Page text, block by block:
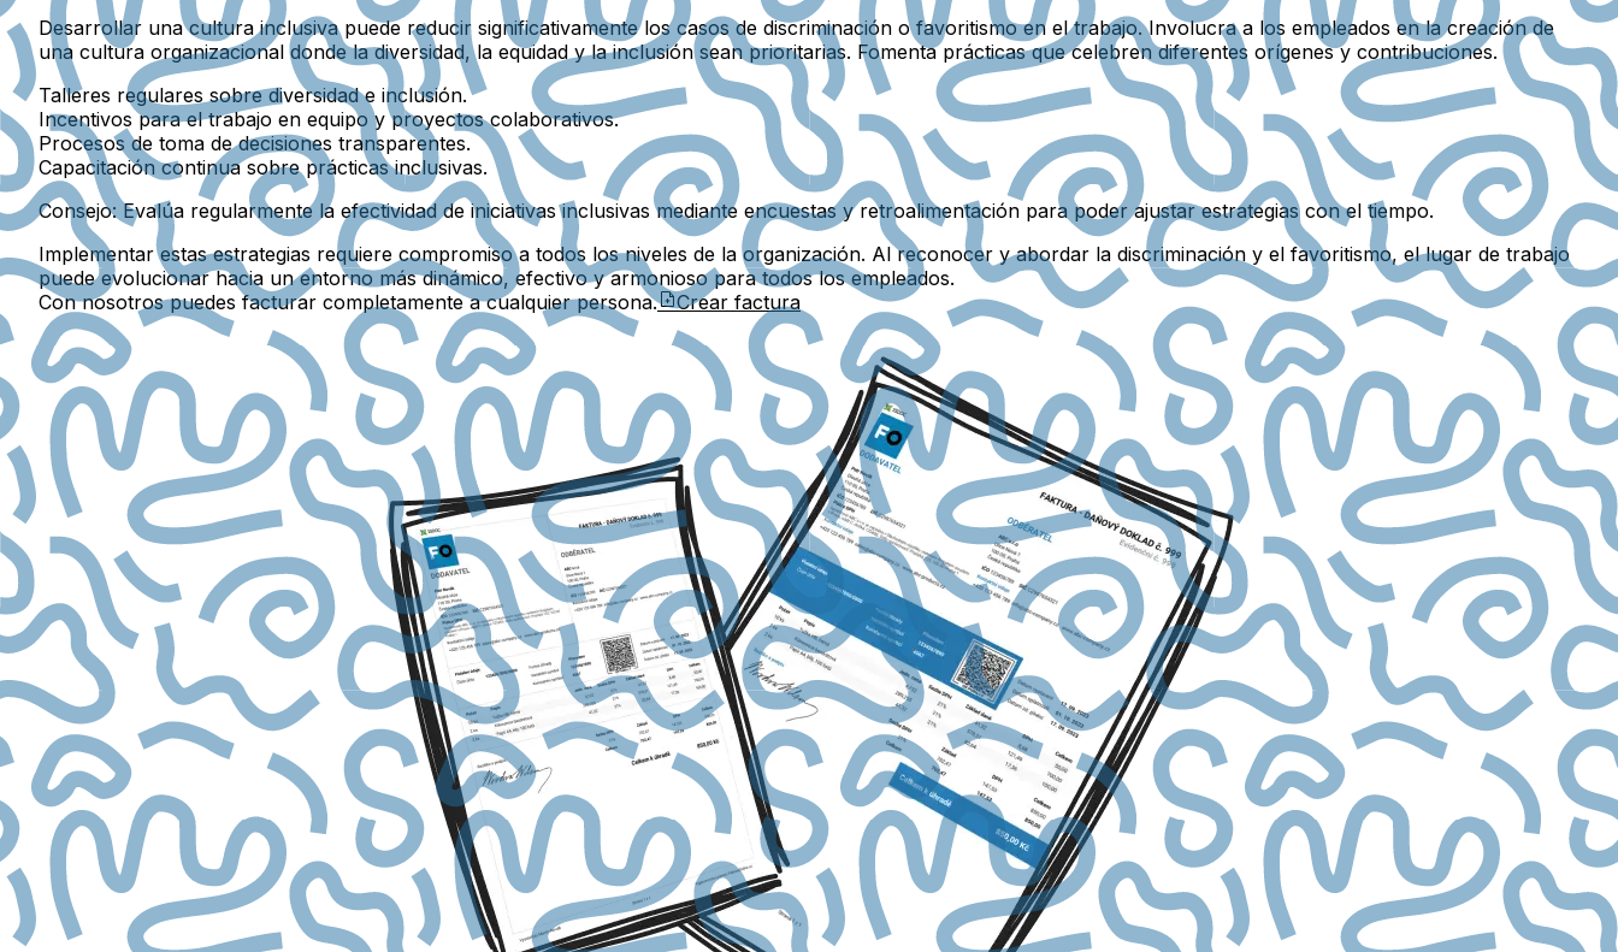
Desarrollar una cultura inclusiva puede reducir significativamente los casos de discriminación o favoritismo en el trabajo. Involucra a los empleados en la creación de
una cultura organizacional donde la diversidad, la equidad y la inclusión sean prioritarias. Fomenta prácticas que celebren diferentes orígenes y contribuciones.
Talleres regulares sobre diversidad e inclusión.
Incentivos para el trabajo en equipo y proyectos colaborativos.
Procesos de toma de decisiones transparentes.
Capacitación continua sobre prácticas inclusivas.
Consejo: Evalúa regularmente la efectividad de iniciativas inclusivas mediante encuestas y retroalimentación para poder ajustar estrategias con el tiempo.
Implementar estas estrategias requiere compromiso a todos los niveles de la organización. Al reconocer y abordar la discriminación y el favoritismo, el lugar de trabajo
puede evolucionar hacia un entorno más dinámico, efectivo y armonioso para todos los empleados.
Con nosotros puedes facturar completamente a cualquier persona.
Crear factura